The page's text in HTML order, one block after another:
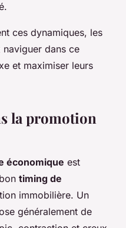
ces dynamiques, les
naviguer dans ce
et maximiser leurs
la promotion
économique est
timing de
immobilière. Un
généralement de